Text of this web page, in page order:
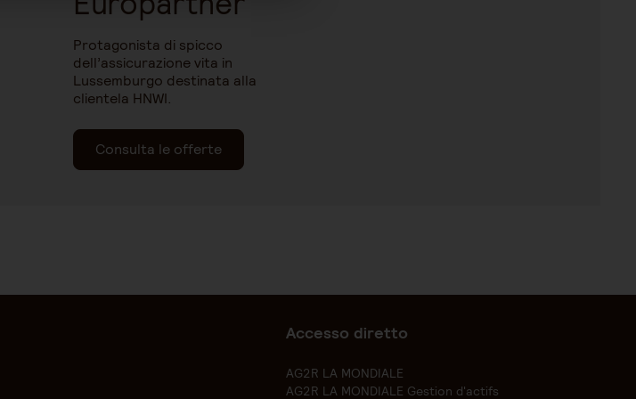
Protagonista di spicco
dell’assicurazione vita in
Lussemburgo destinata alla
clientela HNWI.
Consulta le offerte
Accesso diretto
AG2R LA MONDIALE
AG2R LA MONDIALE Gestion d'actifs